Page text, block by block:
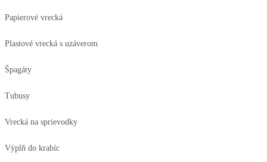
Papierové vrecká
Plastové vrecká s uzáverom
Špagáty
Tubusy
Vrecká na sprievodky
Výplň do krabíc